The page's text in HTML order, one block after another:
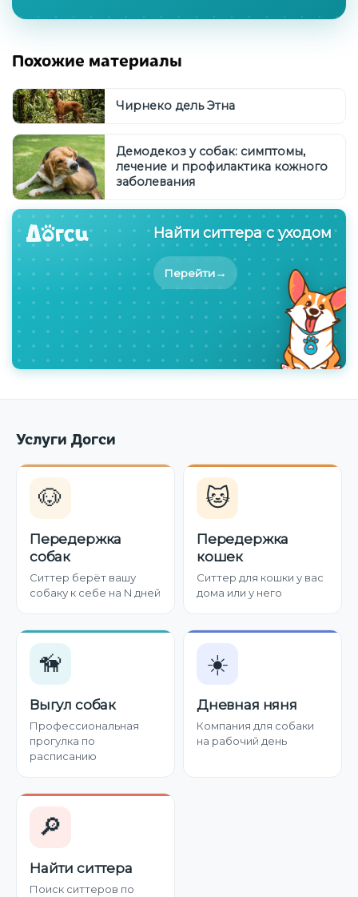
Похожие материалы
Чирнеко дель Этна
Демодекоз у собак: симптомы,
лечение и профилактика кожного
заболевания
Найти ситтера с уходом
Перейти→
Услуги Догси
🐶
Передержка
собак
Ситтер берёт вашу
собаку к себе на N дней
🐱
Передержка
кошек
Ситтер для кошки у вас
дома или у него
🦮
Выгул собак
Профессиональная
прогулка по
расписанию
☀️
Дневная няня
Компания для собаки
на рабочий день
🔎
Найти ситтера
Поиск ситтеров по